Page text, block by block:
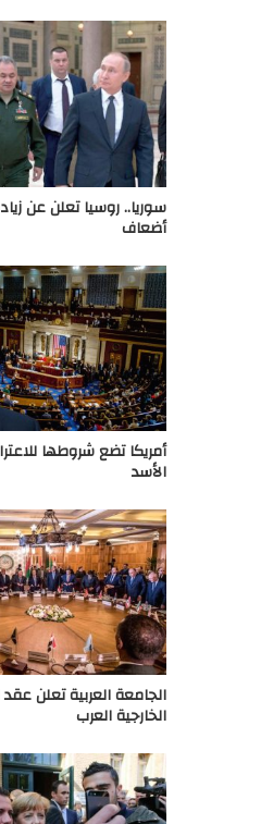
سوريا.. روسيا تعلن عن
أضعاف
أمريكا تضع شروطها
الأسد
الجامعة العربية تعلن عقد
الخارجية العرب